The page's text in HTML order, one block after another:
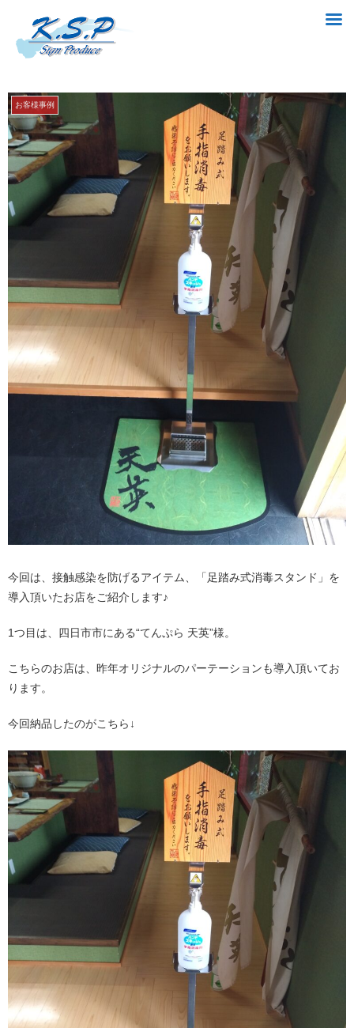
お客様事例
今回は、接触感染を防げるアイテム、「足踏み式消毒スタンド」を
導入頂いたお店をご紹介します♪
1つ目は、四日市市にある“てんぷら 天英”様。
こちらのお店は、昨年オリジナルのパーテーションも導入頂いてお
ります。
今回納品したのがこちら↓